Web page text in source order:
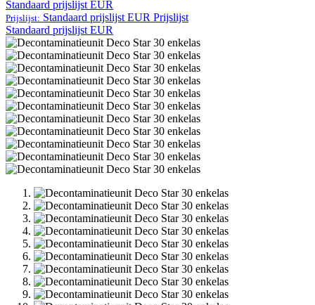
Standaard prijslijst EUR
Prijslijst: Standaard prijslijst EUR Prijslijst
Standaard prijslijst EUR